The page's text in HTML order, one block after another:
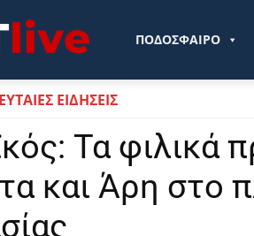
Sportlive.grΠΟΔΟΣΦΑΙΡΟ
ΕΙΔΗΣΕΙΣ
Τα φιλικά
και Άρη στο